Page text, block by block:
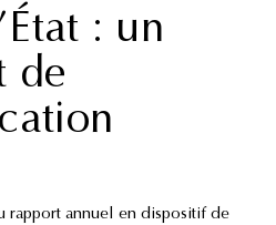
: un
de
rapport annuel en dispositif de